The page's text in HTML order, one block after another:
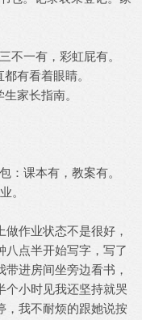
不一有，彩虹屁有。
有看着眼睛。
家长指南。
：课本有，教案有。
。
作业状态不是很好，
八点半开始写字，写了
进房间坐旁边看书，
个小时见我还坚持就哭
，我不耐烦的跟她说按